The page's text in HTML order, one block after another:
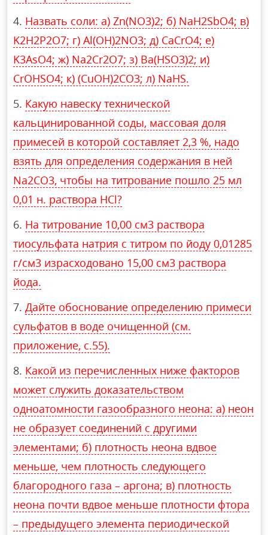
Назвать соли: а) Zn(NO3)2; б) NaH2SbO4; в)
K2H2P2O7; г) Al(OH)2NO3; д) CaCrO4; е)
K3AsO4; ж) Na2Cr2O7; з) Ba(HSO3)2; и)
CrOHSO4; к) (CuOH)2CO3; л) NaHS.
Какую навеску технической
кальцинированной соды, массовая доля
примесей в которой составляет 2,3 %, надо
взять для определения содержания в ней
Na2CO3, чтобы на титрование пошло 25 мл
0,01 н. раствора HCl?
На титрование 10,00 см3 раствора
тиосульфата натрия с титром по йоду 0,01285
г/см3 израсходовано 15,00 см3 раствора
йода.
Дайте обоснование определению примеси
сульфатов в воде очищенной (см.
приложение, с.55).
Какой из перечисленных ниже факторов
может служить доказательством
одноатомности газообразного неона: а) неон
не образует соединений с другими
элементами; б) плотность неона вдвое
меньше, чем плотность следующего
благородного газа – аргона; в) плотность
неона почти вдвое меньше плотности фтора
– предыдущего элемента периодической